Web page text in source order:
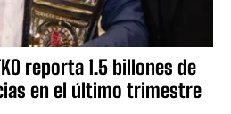
reporta 1.5 billones de
en el último trimestre